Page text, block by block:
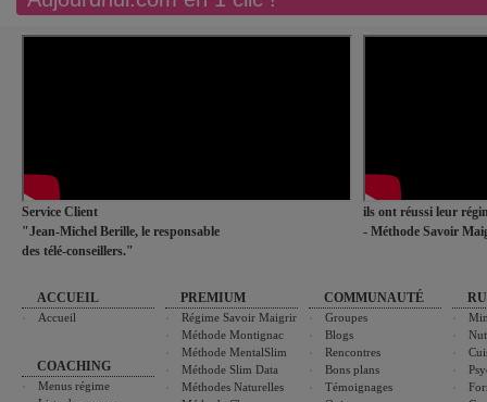
Service Client
"Jean-Michel Berille, le responsable
des télé-conseillers."
ils ont réussi leur
- Méthode Savoir
ACCUEIL
Accueil
COACHING
Menus régime
PREMIUM
Régime Savoir Maigrir
Méthode Montignac
Méthode MentalSlim
Méthode Slim Data
Méthodes Naturelles
COMMUNAUTÉ
Groupes
Blogs
Rencontres
Bons plans
Témoignages